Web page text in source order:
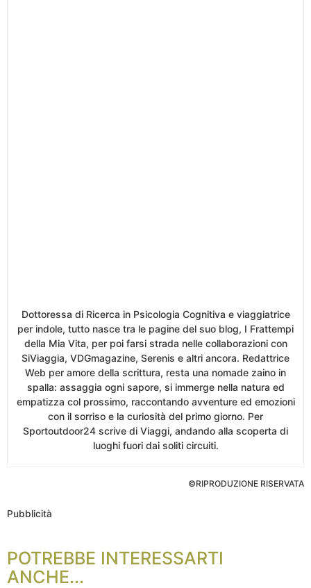
Dottoressa di Ricerca in Psicologia Cognitiva e viaggiatrice
per indole, tutto nasce tra le pagine del suo blog, I Frattempi
della Mia Vita, per poi farsi strada nelle collaborazioni con
SiViaggia, VDGmagazine, Serenis e altri ancora. Redattrice
Web per amore della scrittura, resta una nomade zaino in
spalla: assaggia ogni sapore, si immerge nella natura ed
empatizza col prossimo, raccontando avventure ed emozioni
con il sorriso e la curiosità del primo giorno. Per
Sportoutdoor24 scrive di Viaggi, andando alla scoperta di
luoghi fuori dai soliti circuiti.
©RIPRODUZIONE RISERVATA
Pubblicità
POTREBBE INTERESSARTI
ANCHE...